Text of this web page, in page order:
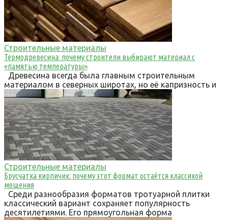
Строительные материалы
Термодревесина: почему строители выбирают материал с
«памятью температуры»
Древесина всегда была главным строительным
материалом в северных широтах, но её капризность и
Строительные материалы
Брусчатка кирпичик: почему этот формат остаётся классикой
мощения
Среди разнообразия форматов тротуарной плитки
классический вариант сохраняет популярность
десятилетиями. Его прямоугольная форма